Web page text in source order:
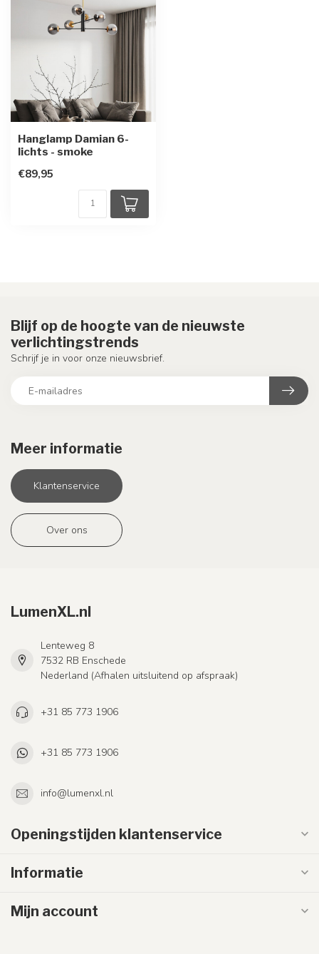
Hanglamp Damian 6-
lichts - smoke
€89,95
Meer informatie
Klantenservice
Over ons
Blijf op de hoogte van de nieuwste
verlichtingstrends
Schrijf je in voor onze nieuwsbrief.
LumenXL.nl
Lenteweg 8
7532 RB Enschede
Nederland (Afhalen uitsluitend op afspraak)
+31 85 773 1906
+31 85 773 1906
info@lumenxl.nl
Openingstijden klantenservice
Informatie
Mijn account